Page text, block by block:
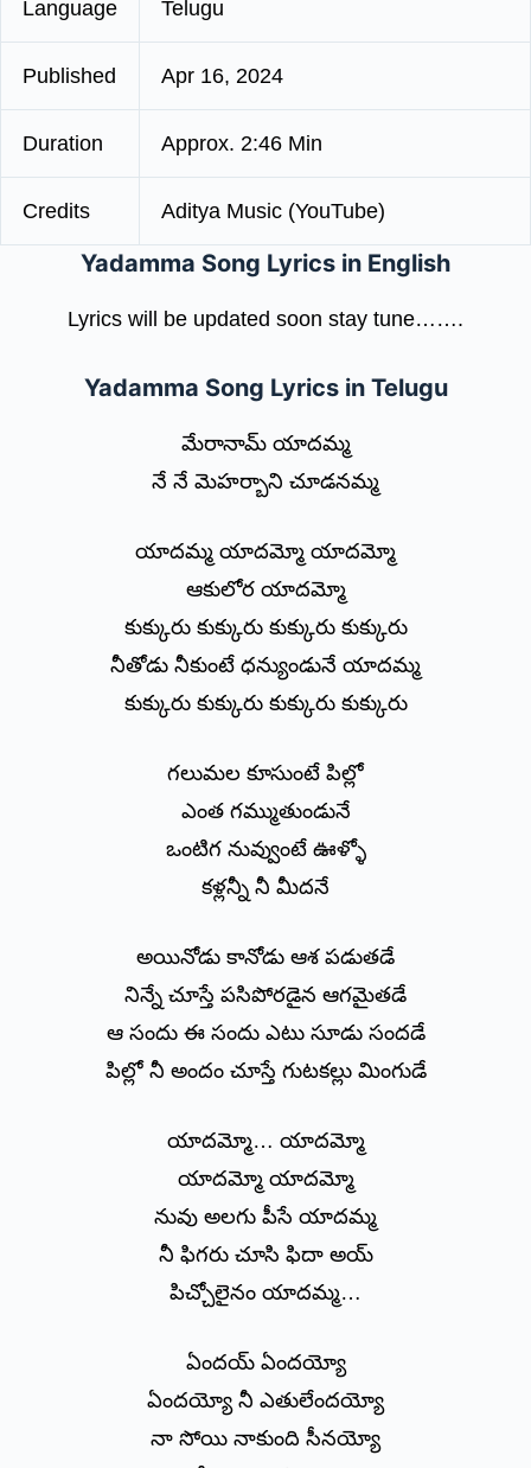
Language Telugu
Published Apr 16, 2024
Duration Approx. 2:46 Min
Credits Aditya Music (YouTube)
Yadamma Song Lyrics in English
Lyrics will be updated soon stay tune…….
Yadamma Song Lyrics in Telugu
మేరానామ్ యాదమ్మ
నే నే మెహర్బాని చూడనమ్మ
యాదమ్మ యాదమ్మో యాదమ్మో
ఆకులోర యాదమ్మో
కుక్కురు కుక్కురు కుక్కురు కుక్కురు
నీతోడు నీకుంటే ధన్యుండునే యాదమ్మ
కుక్కురు కుక్కురు కుక్కురు కుక్కురు
గలుమల కూసుంటే పిల్లో
ఎంత గమ్ముతుండునే
ఒంటిగ నువ్వుంటే ఊళ్ళో
కళ్లన్నీ నీ మీదనే
అయినోడు కానోడు ఆశ పడుతడే
నిన్నే చూస్తే పసిపోరడైన ఆగమైతడే
ఆ సందు ఈ సందు ఎటు సూడు సందడే
పిల్లో నీ అందం చూస్తే గుటకల్లు మింగుడే
యాదమ్మో… యాదమ్మో
యాదమ్మో యాదమ్మో
నువు అలగు పీసే యాదమ్మ
నీ ఫిగరు చూసి ఫిదా అయ్
పిచ్చోలైనం యాదమ్మ…
ఏందయ్ ఏందయ్యో
ఏందయ్యో నీ ఎతులేందయ్యో
నా సోయి నాకుంది సీనయ్యో